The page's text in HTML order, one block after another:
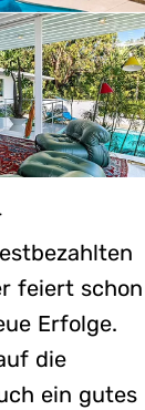
feiert schon
Erfolge.
die
ein gutes